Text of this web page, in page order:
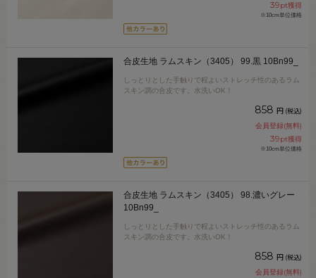
39pt獲得
※10cm単位価格
合皮生地 ラムスキン（3405） 99.黒 10Bn99_
しっとりとした手触りで程よいストレッチ性のあるラム
スキン調の合皮です。水洗いOK！
858 円 (税込)
会員登録(無料)
39pt獲得
※10cm単位価格
合皮生地 ラムスキン（3405） 98.濃いグレー
10Bn99_
しっとりとした手触りで程よいストレッチ性のあるラム
スキン調の合皮です。水洗いOK！
858 円 (税込)
会員登録(無料)